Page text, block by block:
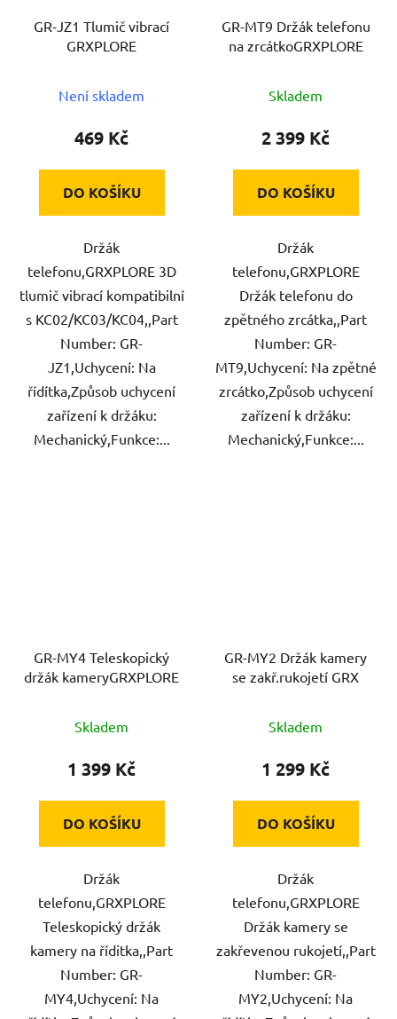
GR-JZ1 Tlumič vibrací
GRXPLORE
Není skladem
469 Kč
DO KOŠÍKU
Držák
telefonu,GRXPLORE 3D
tlumič vibrací kompatibilní
s KC02/KC03/KC04,,Part
Number: GR-
JZ1,Uchycení: Na
řídítka,Způsob uchycení
zařízení k držáku:
Mechanický,Funkce:...
GR-MT9 Držák telefonu
na zrcátkoGRXPLORE
Skladem
2 399 Kč
DO KOŠÍKU
Držák
telefonu,GRXPLORE
Držák telefonu do
zpětného zrcátka,,Part
Number: GR-
MT9,Uchycení: Na zpětné
zrcátko,Způsob uchycení
zařízení k držáku:
Mechanický,Funkce:...
GR-MY4 Teleskopický
držák kameryGRXPLORE
Skladem
1 399 Kč
DO KOŠÍKU
Držák
telefonu,GRXPLORE
Teleskopický držák
kamery na říditka,,Part
Number: GR-
MY4,Uchycení: Na
GR-MY2 Držák kamery
se zakř.rukojetí GRX
Skladem
1 299 Kč
DO KOŠÍKU
Držák
telefonu,GRXPLORE
Držák kamery se
zakřevenou rukojetí,,Part
Number: GR-
MY2,Uchycení: Na